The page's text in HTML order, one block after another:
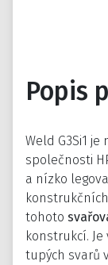
Popis
Weld G3Si1 je
společnosti
a nízko
tohoto
konstrukcí.
tupých svarů